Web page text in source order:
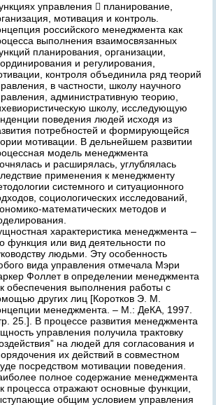
управления  планирование,
мотивация и контроль.
российского менеджмента как
выполнения взаимосвязанных
планирования, организации,
и регулирования,
контроля объединила ряд теорий
в частности, школу научного
административную теорию,
школу, исследующую
поведения людей исходя из
потребностей и формирующейся
мотивации. В дельнейшем развитии
модель менеджмента
и расширялась, углублялась
применения к менеджменту
системного и ситуационного
социологических исследований,
математических методов и
характеристика менеджмента –
функция или вид деятельности по
людьми. Эту особенность
вида управления отмечала Мэри
Фоллет в определении менеджмента
обеспечения выполнения работы с
других лиц [Коротков Э. М.
менеджмента. – М.: ДеКА, 1997.
25.]. В процессе развития менеджмента
управления получила трактовку
на людей для согласования и
их действий в совместном
посредством мотивации поведения.
полное содержание менеджмента
процесса отражают основные функции,
общим условием управления